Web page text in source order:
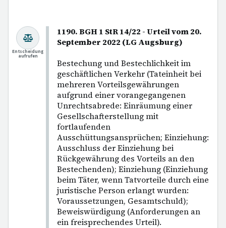
1190. BGH 1 StR 14/22 - Urteil vom 20.
September 2022 (LG Augsburg)
Bestechung und Bestechlichkeit im
geschäftlichen Verkehr (Tateinheit bei
mehreren Vorteilsgewährungen
aufgrund einer vorangegangenen
Unrechtsabrede: Einräumung einer
Gesellschafterstellung mit
fortlaufenden
Ausschüttungsansprüchen; Einziehung:
Ausschluss der Einziehung bei
Rückgewährung des Vorteils an den
Bestechenden); Einziehung (Einziehung
beim Täter, wenn Tatvorteile durch eine
juristische Person erlangt wurden:
Voraussetzungen, Gesamtschuld);
Beweiswürdigung (Anforderungen an
ein freisprechendes Urteil).
Entscheidung
aufrufen